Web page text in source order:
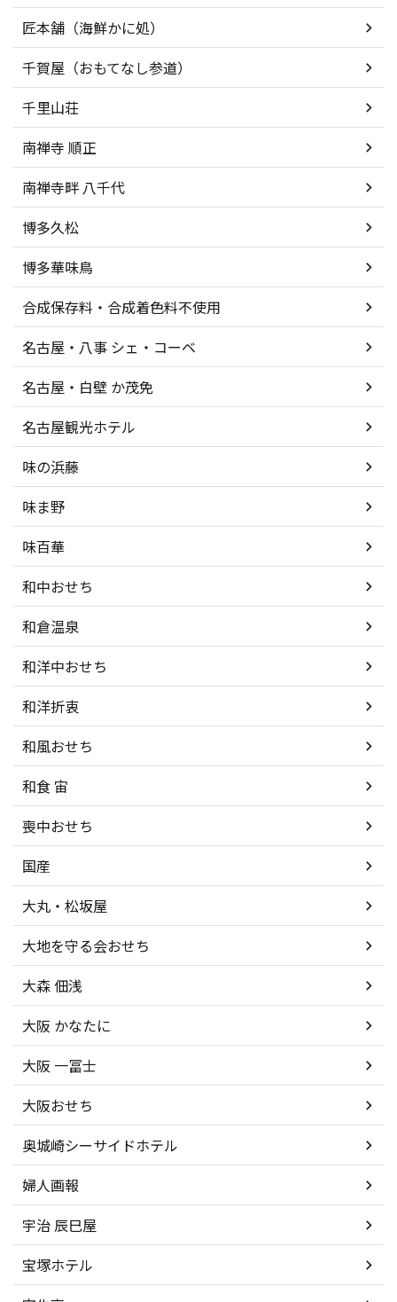
匠本舗（海鮮かに処）
千賀屋（おもてなし参道）
千里山荘
南禅寺 順正
南禅寺畔 八千代
博多久松
博多華味鳥
合成保存料・合成着色料不使用
名古屋・八事 シェ・コーベ
名古屋・白壁 か茂免
名古屋観光ホテル
味の浜藤
味ま野
味百華
和中おせち
和倉温泉
和洋中おせち
和洋折衷
和風おせち
和食 宙
喪中おせち
国産
大丸・松坂屋
大地を守る会おせち
大森 佃浅
大阪 かなたに
大阪 一冨士
大阪おせち
奥城崎シーサイドホテル
婦人画報
宇治 辰巳屋
宝塚ホテル